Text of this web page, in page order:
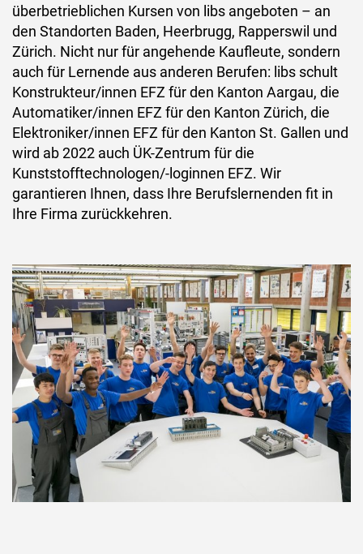
überbetrieblichen Kursen von libs angeboten – an
den Standorten Baden, Heerbrugg, Rapperswil und
Zürich. Nicht nur für angehende Kaufleute, sondern
auch für Lernende aus anderen Berufen: libs schult
Konstrukteur/innen EFZ für den Kanton Aargau, die
Automatiker/innen EFZ für den Kanton Zürich, die
Elektroniker/innen EFZ für den Kanton St. Gallen und
wird ab 2022 auch ÜK-Zentrum für die
Kunststofftechnologen/-loginnen EFZ. Wir
garantieren Ihnen, dass Ihre Berufslernenden fit in
Ihre Firma zurückkehren.